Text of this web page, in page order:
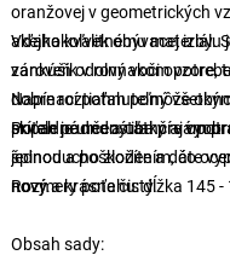
oranžovej v geometrických
akejhokoľvek obývacej izby.
vankúšik v rovnakom vzore,
Napínací poťah pomôže
prípadné nedostatky aj
špinou a poškodením, čo
nový.
Vďaka kvalitnému materiálu
zároveň odolný voči
dobre roztiahnuteľný
skvele padne a uľahčí vám
jednoducho zložíte a dáte
nový a krásne čistý.
Poťah je určený iba pre
Rozmery poťahu: dĺžka 145 -
Obsah sady: